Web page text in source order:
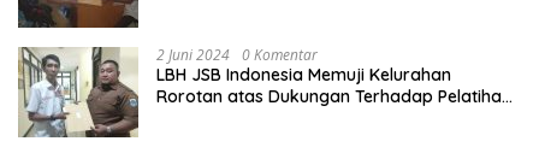
2 Juni 2024 0 Komentar
LBH JSB Indonesia Memuji Kelurahan
Rorotan atas Dukungan Terhadap Pelatihan